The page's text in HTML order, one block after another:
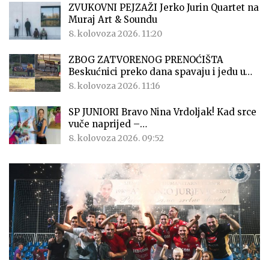
ZVUKOVNI PEJZAŽI Jerko Jurin Quartet na
Muraj Art & Soundu
8. kolovoza 2026. 11:20
ZBOG ZATVORENOG PRENOĆIŠTA
Beskućnici preko dana spavaju i jedu u…
8. kolovoza 2026. 11:16
SP JUNIORI Bravo Nina Vrdoljak! Kad srce
vuče naprijed –…
8. kolovoza 2026. 09:52